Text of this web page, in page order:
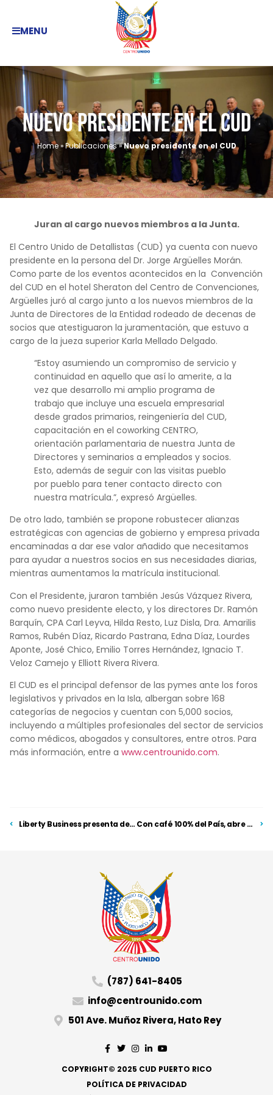
MENU
Nuevo presidente en el CUD
Home»Publicaciones»Nuevo presidente en el CUD
Juran al cargo nuevos miembros a la Junta.
El Centro Unido de Detallistas (CUD) ya cuenta con nuevo
presidente en la persona del Dr. Jorge Argüelles Morán.
Como parte de los eventos acontecidos en la Convención
del CUD en el hotel Sheraton del Centro de Convenciones,
Argüelles juró al cargo junto a los nuevos miembros de la
Junta de Directores de la Entidad rodeado de decenas de
socios que atestiguaron la juramentación, que estuvo a
cargo de la jueza superior Karla Mellado Delgado.
“Estoy asumiendo un compromiso de servicio y
continuidad en aquello que así lo amerite, a la
vez que desarrollo mi amplio programa de
trabajo que incluye una escuela empresarial
desde grados primarios, reingeniería del CUD,
capacitación en el coworking CENTRO,
orientación parlamentaria de nuestra Junta de
Directores y seminarios a empleados y socios.
Esto, además de seguir con las visitas pueblo
por pueblo para tener contacto directo con
nuestra matrícula.”, expresó Argüelles.
De otro lado, también se propone robustecer alianzas
estratégicas con agencias de gobierno y empresa privada
encaminadas a dar ese valor añadido que necesitamos
para ayudar a nuestros socios en sus necesidades diarias,
mientras aumentamos la matrícula institucional.
Con el Presidente, juraron también Jesús Vázquez Rivera,
como nuevo presidente electo, y los directores Dr. Ramón
Barquín, CPA Carl Leyva, Hilda Resto, Luz Disla, Dra. Amarilis
Ramos, Rubén Díaz, Ricardo Pastrana, Edna Díaz, Lourdes
Aponte, José Chico, Emilio Torres Hernández, Ignacio T.
Veloz Camejo y Elliott Rivera Rivera.
El CUD es el principal defensor de las pymes ante los foros
legislativos y privados en la Isla, albergan sobre 168
categorías de negocios y cuentan con 5,000 socios,
incluyendo a múltiples profesionales del sector de servicios
como médicos, abogados y consultores, entre otros. Para
más información, entre a www.centrounido.com.
Liberty Business presenta departamento Media Con café 100% del País, abre sus puertas Sorbo Café
(787) 641-8405
info@centrounido.com
501 Ave. Muñoz Rivera, Hato Rey
COPYRIGHT© 2025 CUD PUERTO RICO
POLÍTICA DE PRIVACIDAD